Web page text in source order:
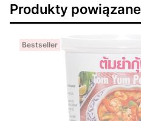
Produkty powiązane
Bestseller